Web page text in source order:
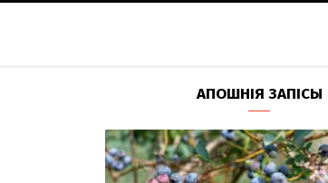
F
a
I
n
T
e
R
S
Y
o
В
к
АПОШНІЯ ЗАПІСЫ